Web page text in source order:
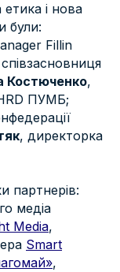
етика і нова
були:
Fillin
Костюченко,
ПУМБ;
, директорка
партнерів:
медіа
Media,
Smart
,